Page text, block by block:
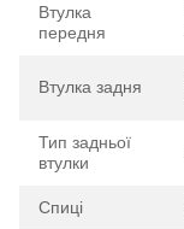
Втулка
передня
Втулка задня
Тип задньої
втулки
Спиці